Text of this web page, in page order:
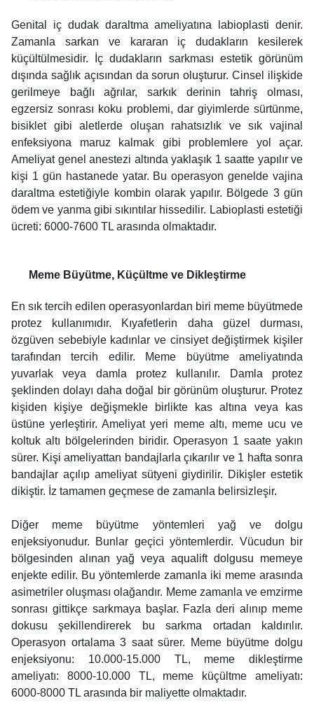
Genital iç dudak daraltma ameliyatına labioplasti denir.
Zamanla sarkan ve kararan iç dudakların kesilerek
küçültülmesidir. İç dudakların sarkması estetik görünüm
dışında sağlık açısından da sorun oluşturur. Cinsel ilişkide
gerilmeye bağlı ağrılar, sarkık derinin tahriş olması,
egzersiz sonrası koku problemi, dar giyimlerde sürtünme,
bisiklet gibi aletlerde oluşan rahatsızlık ve sık vajinal
enfeksiyona maruz kalmak gibi problemlere yol açar.
Ameliyat genel anestezi altında yaklaşık 1 saatte yapılır ve
kişi 1 gün hastanede yatar. Bu operasyon genelde vajina
daraltma estetiğiyle kombin olarak yapılır. Bölgede 3 gün
ödem ve yanma gibi sıkıntılar hissedilir. Labioplasti estetiği
ücreti: 6000-7600 TL arasında olmaktadır.
Meme Büyütme, Küçültme ve Dikleştirme
En sık tercih edilen operasyonlardan biri meme büyütmede
protez kullanımıdır. Kıyafetlerin daha güzel durması,
özgüven sebebiyle kadınlar ve cinsiyet değiştirmek kişiler
tarafından tercih edilir. Meme büyütme ameliyatında
yuvarlak veya damla protez kullanılır. Damla protez
şeklinden dolayı daha doğal bir görünüm oluşturur. Protez
kişiden kişiye değişmekle birlikte kas altına veya kas
üstüne yerleştirir. Ameliyat yeri meme altı, meme ucu ve
koltuk altı bölgelerinden biridir. Operasyon 1 saate yakın
sürer. Kişi ameliyattan bandajlarla çıkarılır ve 1 hafta sonra
bandajlar açılıp ameliyat sütyeni giydirilir. Dikişler estetik
dikiştir. İz tamamen geçmese de zamanla belirsizleşir.
Diğer meme büyütme yöntemleri yağ ve dolgu
enjeksiyonudur. Bunlar geçici yöntemlerdir. Vücudun bir
bölgesinden alınan yağ veya aqualift dolgusu memeye
enjekte edilir. Bu yöntemlerde zamanla iki meme arasında
asimetriler oluşması olağandır. Meme zamanla ve emzirme
sonrası gittikçe sarkmaya başlar. Fazla deri alınıp meme
dokusu şekillendirerek bu sarkma ortadan kaldırılır.
Operasyon ortalama 3 saat sürer. Meme büyütme dolgu
enjeksiyonu: 10.000-15.000 TL, meme dikleştirme
ameliyatı: 8000-10.000 TL, meme küçültme ameliyatı:
6000-8000 TL arasında bir maliyette olmaktadır.